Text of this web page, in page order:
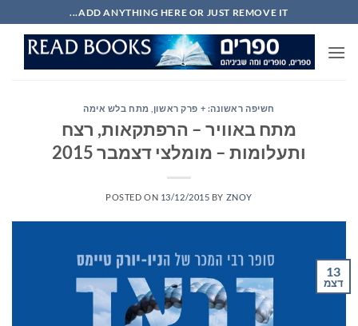
to
content
ADD ANYTHING HERE OR JUST REMOVE IT...
חשיפה ראשונה: + פרק ראשון מתח בלש אימה
מתח באוויר – הרפתקאות, רצח
ותעלומות – מומלצי דצמבר 2015
POSTED ON 13/12/2015 BY ZNOY
13
דצמ